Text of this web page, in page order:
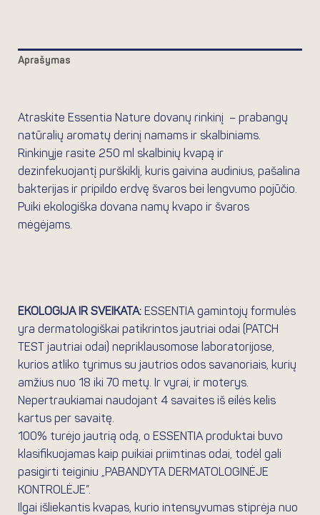
Aprašymas
Atraskite Essentia Nature dovanų rinkinį – prabangų
natūralių aromatų derinį namams ir skalbiniams.
Rinkinyje rasite 250 ml skalbinių kvapą ir
dezinfekuojantį purškiklį, kuris gaivina audinius, pašalina
bakterijas ir pripildo erdvę švaros bei lengvumo pojūčio.
Puiki ekologiška dovana namų kvapo ir švaros
mėgėjams.
EKOLOGIJA IR SVEIKATA: ESSENTIA gamintojų formulės
yra dermatologiškai patikrintos jautriai odai (PATCH
TEST jautriai odai) nepriklausomose laboratorijose,
kurios atliko tyrimus su jautrios odos savanoriais, kurių
amžius nuo 18 iki 70 metų. Ir vyrai, ir moterys.
Nepertraukiamai naudojant 4 savaites iš eilės kelis
kartus per savaitę.
100% turėjo jautrią odą, o ESSENTIA produktai buvo
klasifikuojamas kaip puikiai priimtinas odai, todėl gali
pasigirti teiginiu „PABANDYTA DERMATOLOGINĖJE
KONTROLĖJE”.
Ilgai išliekantis kvapas, kurio intensyvumas stiprėja nuo